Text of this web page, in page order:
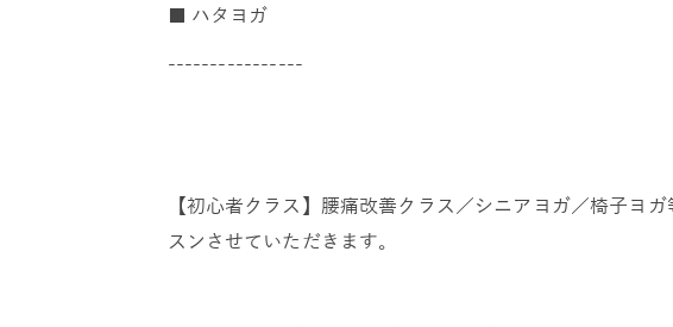
■ ハタヨガ
----------------
【初心者クラス】腰痛改善クラス／シニアヨガ／椅子ヨ
スンさせていただきます。